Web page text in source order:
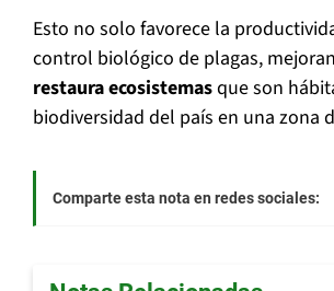
Esto no solo favorece la
control biológico de plagas,
restaura ecosistemasque son
biodiversidad del país en una zona
Comparte esta nota en redes sociales: